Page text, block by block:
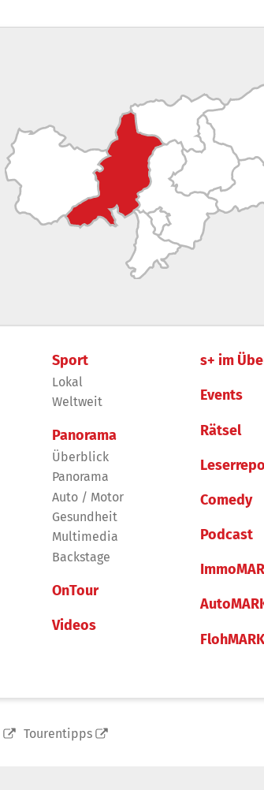
Sport
Lokal
Weltweit
Panorama
Überblick
Panorama
Auto / Motor
Gesundheit
Multimedia
Backstage
OnTour
Videos
s+ im
Events
Rätsel
Comedy
Podcast
Tourentipps